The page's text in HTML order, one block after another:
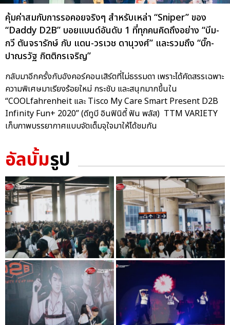
คุ้มค่าสมกับการรอคอยจริงๆ สำหรับเหล่า “Sniper” ของ
“Daddy D2B” บอยแบนด์อันดับ 1 ที่ทุกคนคิดถึงอย่าง “บีม-
กวี ตันจรารักษ์ กับ แดน-วรเวช ดานุวงศ์” และรวมถึง “บิ๊ก-
ปาณรวัฐ กิตติกรเจริญ”
กลับมาอีกครั้งกับอังคอร์คอนเสิร์ตที่ไม่ธรรมดา เพราะได้คัดสรรเฉพาะ
ความพิเศษมาเรียงร้อยใหม่ กระชับ และสนุกมากขึ้นใน
“COOLfahrenheit และ Tisco My Care Smart Present D2B
Infinity Fun+ 2020” (ดีทูบี อินฟินิตี้ ฟัน พลัส) TTM VARIETY
เก็บภาพบรรยากาศแบบจัดเต็มจุใจมาให้ได้ชมกัน
อัลบั้มรูป